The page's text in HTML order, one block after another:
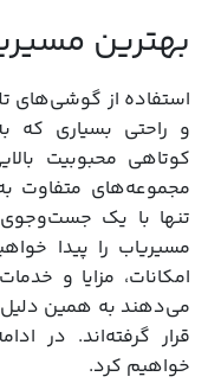
بهترین
استفاده از گوشی‌های
و راحتی بسیاری که
کوتاهی محبوبیت
مجموعه‌های متفاوت
تنها با یک جست‌وجوی
مسیریاب را پیدا
امکانات، مزایا و
می‌دهند به همین دلیل
قرار گرفته‌اند. در
خواهیم کرد.